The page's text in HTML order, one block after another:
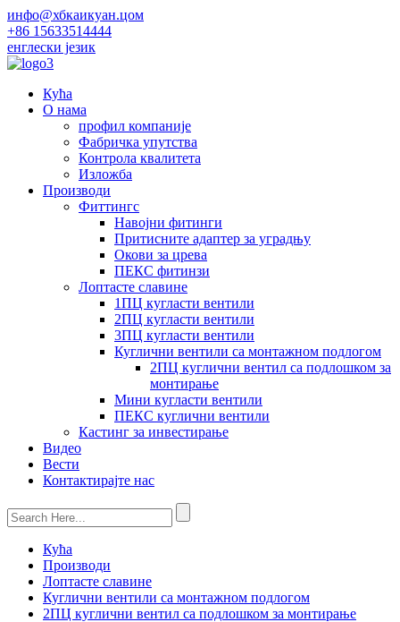
инфо@хбкаикуан.цом
+86 15633514444
енглески језик
Кућа
О нама
профил компаније
Фабричка упутства
Контрола квалитета
Изложба
Производи
Фиттингс
Навојни фитинги
Притисните адаптер за уградњу
Окови за црева
ПЕКС фитинзи
Лоптасте славине
1ПЦ кугласти вентили
2ПЦ кугласти вентили
3ПЦ кугласти вентили
Куглични вентили са монтажном подлогом
2ПЦ куглични вентил са подлошком за
монтирање
Мини кугласти вентили
ПЕКС куглични вентили
Кастинг за инвестирање
Видео
Вести
Контактирајте нас
Кућа
Производи
Лоптасте славине
Куглични вентили са монтажном подлогом
2ПЦ куглични вентил са подлошком за монтирање